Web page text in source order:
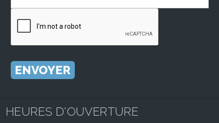
HEURES D'OUVERTURE